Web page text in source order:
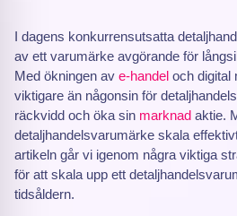
I dagens konkurrensutsatta
av ett varumärke avgörande för
Med ökningen av e-handel och digital
viktigare än någonsin för
räckvidd och öka sin marknad aktie.
detaljhandelsvarumärke skala
artikeln går vi igenom några viktiga
för att skala upp ett
tidsåldern.